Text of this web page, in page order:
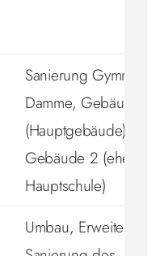
Sanierung
Damme, Gebäude 1
(Hauptgebäude) und
Gebäude 2 (ehem.
Hauptschule)
Umbau, Erweiterung